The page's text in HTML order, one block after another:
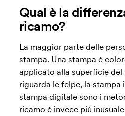
Qual è la
ricamo?
La maggior parte delle
stampa. Una stampa è
applicato alla superficie del
riguarda le felpe, la stampa
stampa digitale sono i
ricamo è invece più